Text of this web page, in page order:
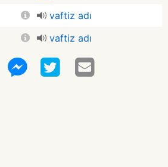
vaftiz adı
vaftiz adı